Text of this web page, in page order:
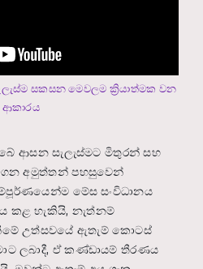
සකසන මෙවලම ක්‍රියාත්මක වන
ආකාරය
ආසන සැලැස්මට මිතුරන් සහ
අමුත්තන් පහසුවෙන්
මේස සංවිධානය
කළ හැකියි, නැත්නම්
උත්සවයේ ඇතැම් කොටස්
ලබාදී, ඒ කණ්ඩායම් තීරණය